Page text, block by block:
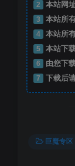
2
本站网
3
本站所
4
本站所
5
本站下
6
由您下
7
下载后
巨魔专区